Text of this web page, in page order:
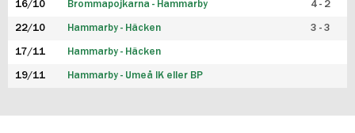
16/10 Brommapojkarna - Hammarby 4 - 2
22/10 Hammarby - Häcken 3 - 3
17/11 Hammarby - Häcken
19/11 Hammarby - Umeå IK eller BP